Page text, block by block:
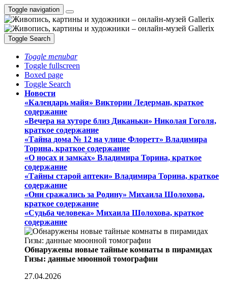
Toggle navigation
Toggle Search
Toggle menubar
Toggle fullscreen
Boxed page
Toggle Search
Новости
«Календарь майя» Виктории Ледерман, краткое
содержание
«Вечера на хуторе близ Диканьки» Николая Гоголя,
краткое содержание
«Тайна дома № 12 на улице Флоретт» Владимира
Торина, краткое содержание
«О носах и замка́х» Владимира Торина, краткое
содержание
«Тайны старой аптеки» Владимира Торина, краткое
содержание
«Они сражались за Родину» Михаила Шолохова,
краткое содержание
«Судьба человека» Михаила Шолохова, краткое
содержание
Обнаружены новые тайные комнаты в пирамидах
Гизы: данные мюонной томографии
27.04.2026